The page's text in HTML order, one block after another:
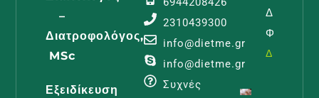
–
Διατροφολόγος,
MSc
Εξειδίκευση
2310439300
info@dietme.gr
info@dietme.gr
Συχνές
Φροντίδα
Διαβάστε